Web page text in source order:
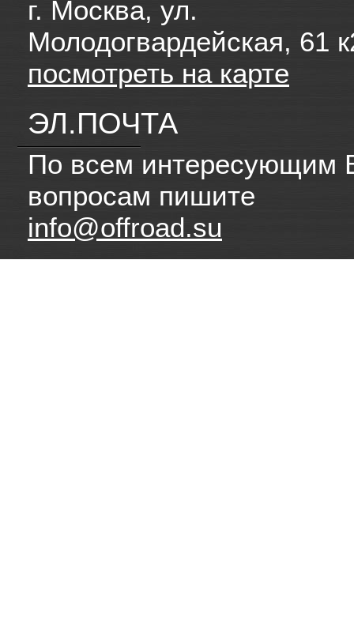
г. Москва, ул.
Молодогвардейская, 61
посмотреть на карте
ЭЛ.ПОЧТА
По всем интересующим
вопросам пишите
info@offroad.su